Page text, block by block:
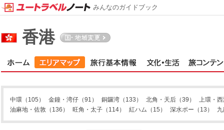
香港
中環 （105） 金鐘・湾仔 （91） 銅鑼湾 （133） 北角・天后 （39）
上環・
油麻地・佐敦 （136） 旺角・太子 （114） 紅ハム （15） 深水ポー （13）
みんなのガイドブック